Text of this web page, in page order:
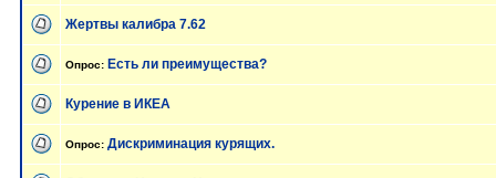
Жертвы калибра 7.62
Опрос: Есть ли преимущества?
Курение в ИКЕА
Опрос: Дискриминация курящих.